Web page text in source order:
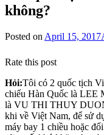
không?
Posted on April 15, 2017
Rate this post
Hỏi:Tôi có 2 quốc tịch
chiếu Hàn Quốc là LEE
là VU THI THUY
khi về Việt Nam, để sử
máy bay 1 chiều hoặc